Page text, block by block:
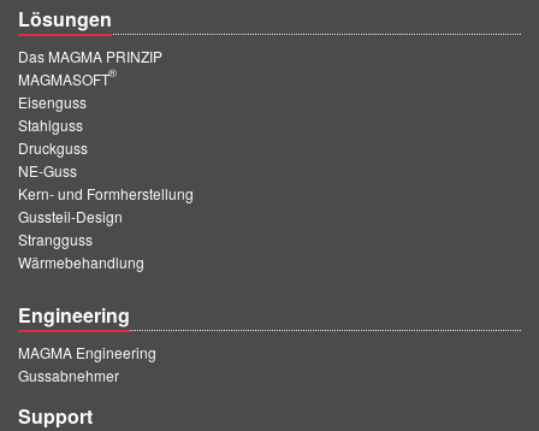
Lösungen
Das MAGMA PRINZIP
MAGMASOFT
®
Eisenguss
Stahlguss
Druckguss
NE-Guss
Kern- und Formherstellung
Gussteil-Design
Strangguss
Wärmebehandlung
Engineering
MAGMA Engineering
Gussabnehmer
Support